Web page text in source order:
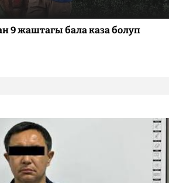
9 жаштагы бала каза болуп